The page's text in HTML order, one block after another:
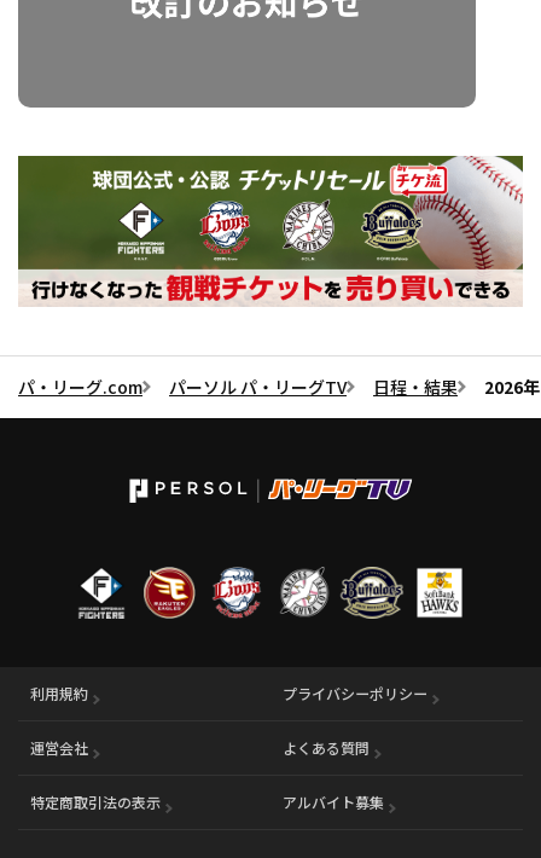
パ・リーグ.com パーソル パ・リーグTV 日程・結果 2026
利用規約 プライバシーポリシー
運営会社 （別ウィンドウで開く） よくある質問
特定商取引法の表示 アルバイト募集 （別ウィンドウで開く